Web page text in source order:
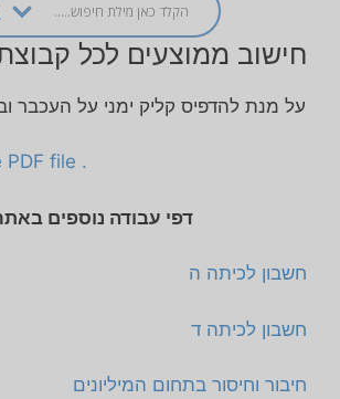
חישוב ממוצעים לכל
על מנת להדפיס קליק ימני על העכבר
file .
דפי עבודה נוספים
חשבון לכיתה ה
חשבון לכיתה ד
חיבור וחיסור בתחום המיליונים